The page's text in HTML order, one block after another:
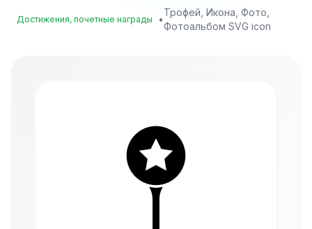
Достижения, почетные награды •
Трофей, Икона, Фото,
Фотоальбом SVG icon